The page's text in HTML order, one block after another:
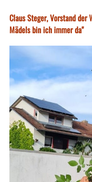
Claus Steger, Vorstand der
Mädels bin ich immer da"